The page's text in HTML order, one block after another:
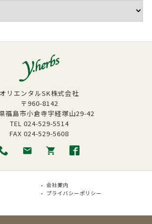
オリエンタルSK株式会社
〒960-8142
福島市小倉寺字経塚山29-42
TEL 024-529-5514
FAX 024-529-5608
会社案内
プライバシーポリシー